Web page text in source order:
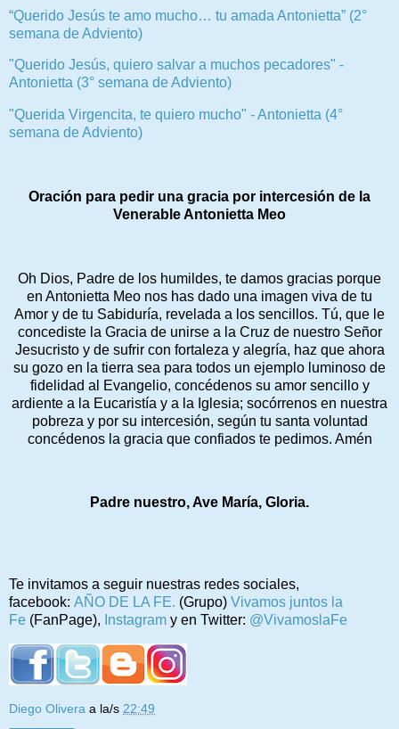
“Querido Jesús te amo mucho… tu amada Antonietta” (2°
semana de Adviento)
"Querido Jesús, quiero salvar a muchos pecadores" -
Antonietta (3° semana de Adviento)
"Querida Virgencita, te quiero mucho" - Antonietta (4°
semana de Adviento)
Oración para pedir una gracia por intercesión de la
Venerable Antonietta Meo
Oh Dios, Padre de los humildes, te damos gracias porque
en Antonietta Meo nos has dado una imagen viva de tu
Amor y de tu Sabiduría, revelada a los sencillos. Tú, que le
concediste la Gracia de unirse a la Cruz de nuestro Señor
Jesucristo y de sufrir con fortaleza y alegría, haz que ahora
su gozo en la tierra sea para todos un ejemplo luminoso de
fidelidad al Evangelio, concédenos su amor sencillo y
ardiente a la Eucaristía y a la Iglesia; socórrenos en nuestra
pobreza y por su intercesión, según tu santa voluntad
concédenos la gracia que confiados te pedimos. Amén
Padre nuestro, Ave María, Gloria.
Te invitamos a seguir nuestras redes sociales,
facebook: AÑO DE LA FE. (Grupo) Vivamos juntos la
Fe (FanPage), Instagram y en Twitter: @VivamoslaFe
Diego Olivera a la/s 22:49